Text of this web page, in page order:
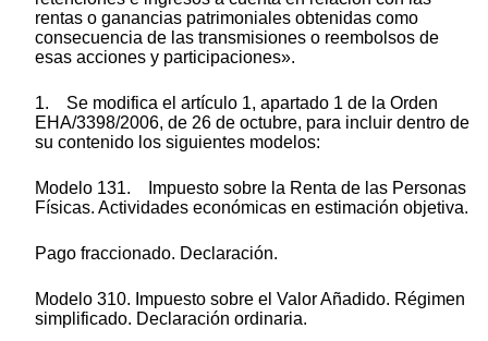
rentas o ganancias patrimoniales obtenidas como
consecuencia de las transmisiones o reembolsos de
esas acciones y participaciones».
1. Se modifica el artículo 1, apartado 1 de la Orden
EHA/3398/2006, de 26 de octubre, para incluir dentro de
su contenido los siguientes modelos:
Modelo 131. Impuesto sobre la Renta de las Personas
Físicas. Actividades económicas en estimación objetiva.
Pago fraccionado. Declaración.
Modelo 310. Impuesto sobre el Valor Añadido. Régimen
simplificado. Declaración ordinaria.